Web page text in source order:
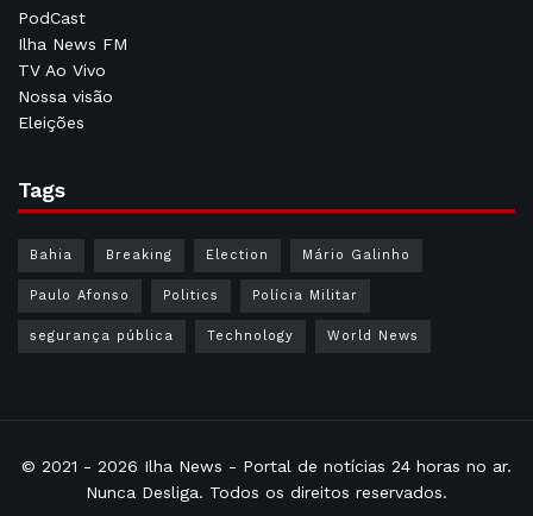
PodCast
Ilha News FM
TV Ao Vivo
Nossa visão
Eleições
Tags
Bahia Breaking Election Mário Galinho
Paulo Afonso Politics Polícia Militar
segurança pública Technology World News
© 2021 - 2026 Ilha News - Portal de notícias 24 horas no ar.
Nunca Desliga. Todos os direitos reservados.